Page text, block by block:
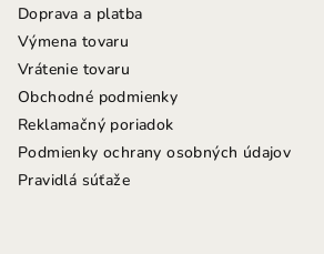
Doprava a platba
Výmena tovaru
Vrátenie tovaru
Obchodné podmienky
Reklamačný poriadok
Podmienky ochrany osobných údajov
Pravidlá súťaže